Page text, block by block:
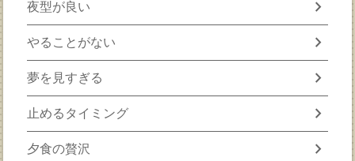
夜型が良い chevron_right
やることがない chevron_right
夢を見すぎる chevron_right
止めるタイミング chevron_right
夕食の贅沢 chevron_right